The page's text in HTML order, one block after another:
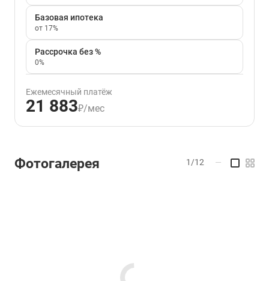
Базовая ипотека
от 17%
Рассрочка без %
0%
Ежемесячный платёж
21 883₽/мес
Фотогалерея 1/12 —